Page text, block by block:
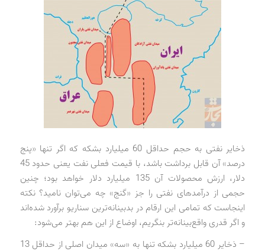
ذخایر نفتی به حجم حداقل 60 میلیارد بشکه که اگر تنها «پنج
درصد» آن قابل برداشت باشد، با قیمت فعلی نفت یعنی حدود 45
دلار، ارزش محصولات آن 135 میلیارد دلار خواهد بود؛ چنین
حجمی از درآمدهای نفتی را جز «گنج» چه می‌توان نامید؟ نکته
اینجاست که تمامی این ارقام در بدبینانه‌ترین سناریو برآورد شده‌اند
و اگر قدری واقع‌بینانه‌تر بنگریم، اوضاع از این هم بهتر می‌شود:
– ذخایر 60 میلیارد بشکه تنها به «سه» میدان اصلی از حداقل 13